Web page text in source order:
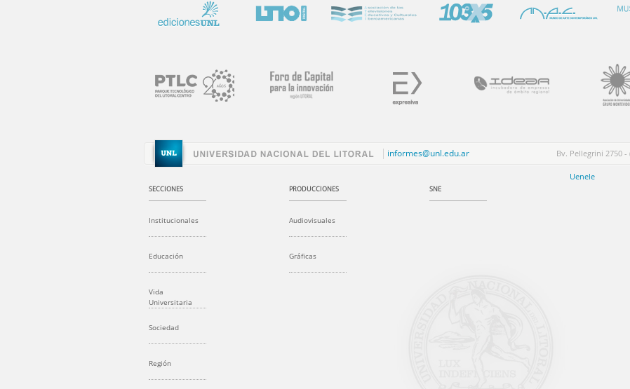
informes@unl.edu.ar Bv. Pellegrini 2750 -
SECCIONES
Institucionales
Educación
Vida
Universitaria
Sociedad
Región
PRODUCCIONES
Audiovisuales
Gráficas
Uenele
SNE